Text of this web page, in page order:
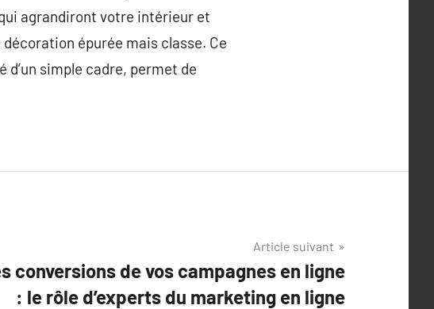
agrandiront votre intérieur et
épurée mais classe. Ce
simple cadre, permet de
Article suivant
conversions de vos campagnes en ligne
: le rôle d’experts du marketing en ligne